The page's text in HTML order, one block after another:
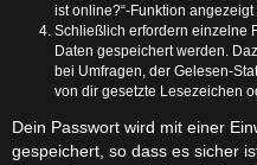
ist online?“-Funktion
Schließlich erfordern einzelne
Daten gespeichert werden.
bei Umfragen, der Gelesen-
von dir gesetzte Lesezeichen
Dein Passwort wird mit einer
gespeichert, so dass es sicher